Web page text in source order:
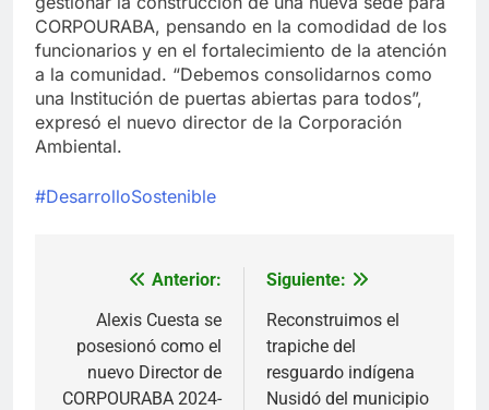
CORPOURABA, pensando en la comodidad de los
funcionarios y en el fortalecimiento de la atención
a la comunidad. “Debemos consolidarnos como
una Institución de puertas abiertas para todos”,
expresó el nuevo director de la Corporación
Ambiental.
#DesarrolloSostenible
Navegación
entradas
Anterior:
Alexis Cuesta se
posesionó como el
nuevo Director de
CORPOURABA 2024-
Siguiente:
Reconstruimos el
trapiche del
resguardo indígena
Nusidó del municipio